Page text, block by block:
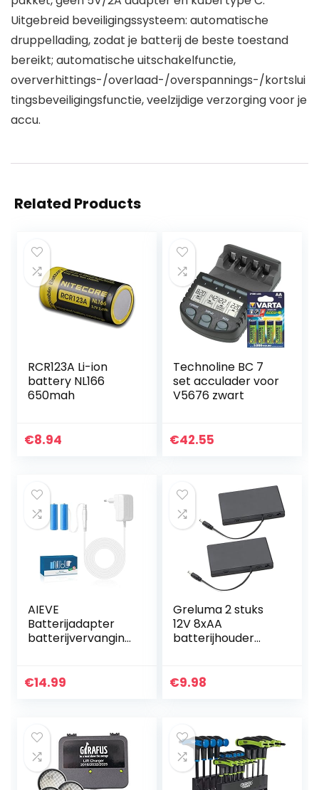
Uitgebreid beveiligingssysteem: automatische
druppellading, zodat je batterij de beste toestand
bereikt; automatische uitschakelfunctie,
oververhittings-/overlaad-/overspannings-/kortslui
tingsbeveiligingsfunctie, veelzijdige verzorging voor je
accu.
Related Products
RCR123A Li-ion
battery NL166
650mah
€8.94
Technoline BC 7
set acculader voor
V5676 zwart
€42.55
AIEVE
Batterijadapter
batterijvervanging
compatibel met
€14.99
Greluma 2 stuks
12V 8xAA
batterijhouder
AAN/UIT-
€9.98